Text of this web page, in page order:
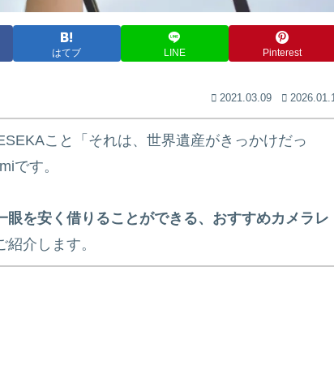
はてブ LINE Pinterest
2021.03.09
こと「それは、世界遺産がきっかけだっ
です。
眼を安く借りることができる、おすすめカメラレ
紹介します。